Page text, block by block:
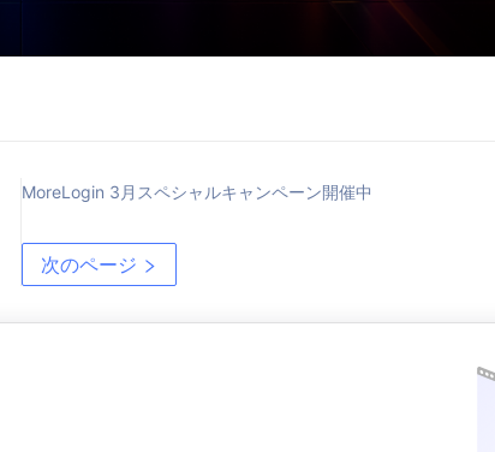
MoreLogin 3月スペシャルキャンペーン開催中
次のページ